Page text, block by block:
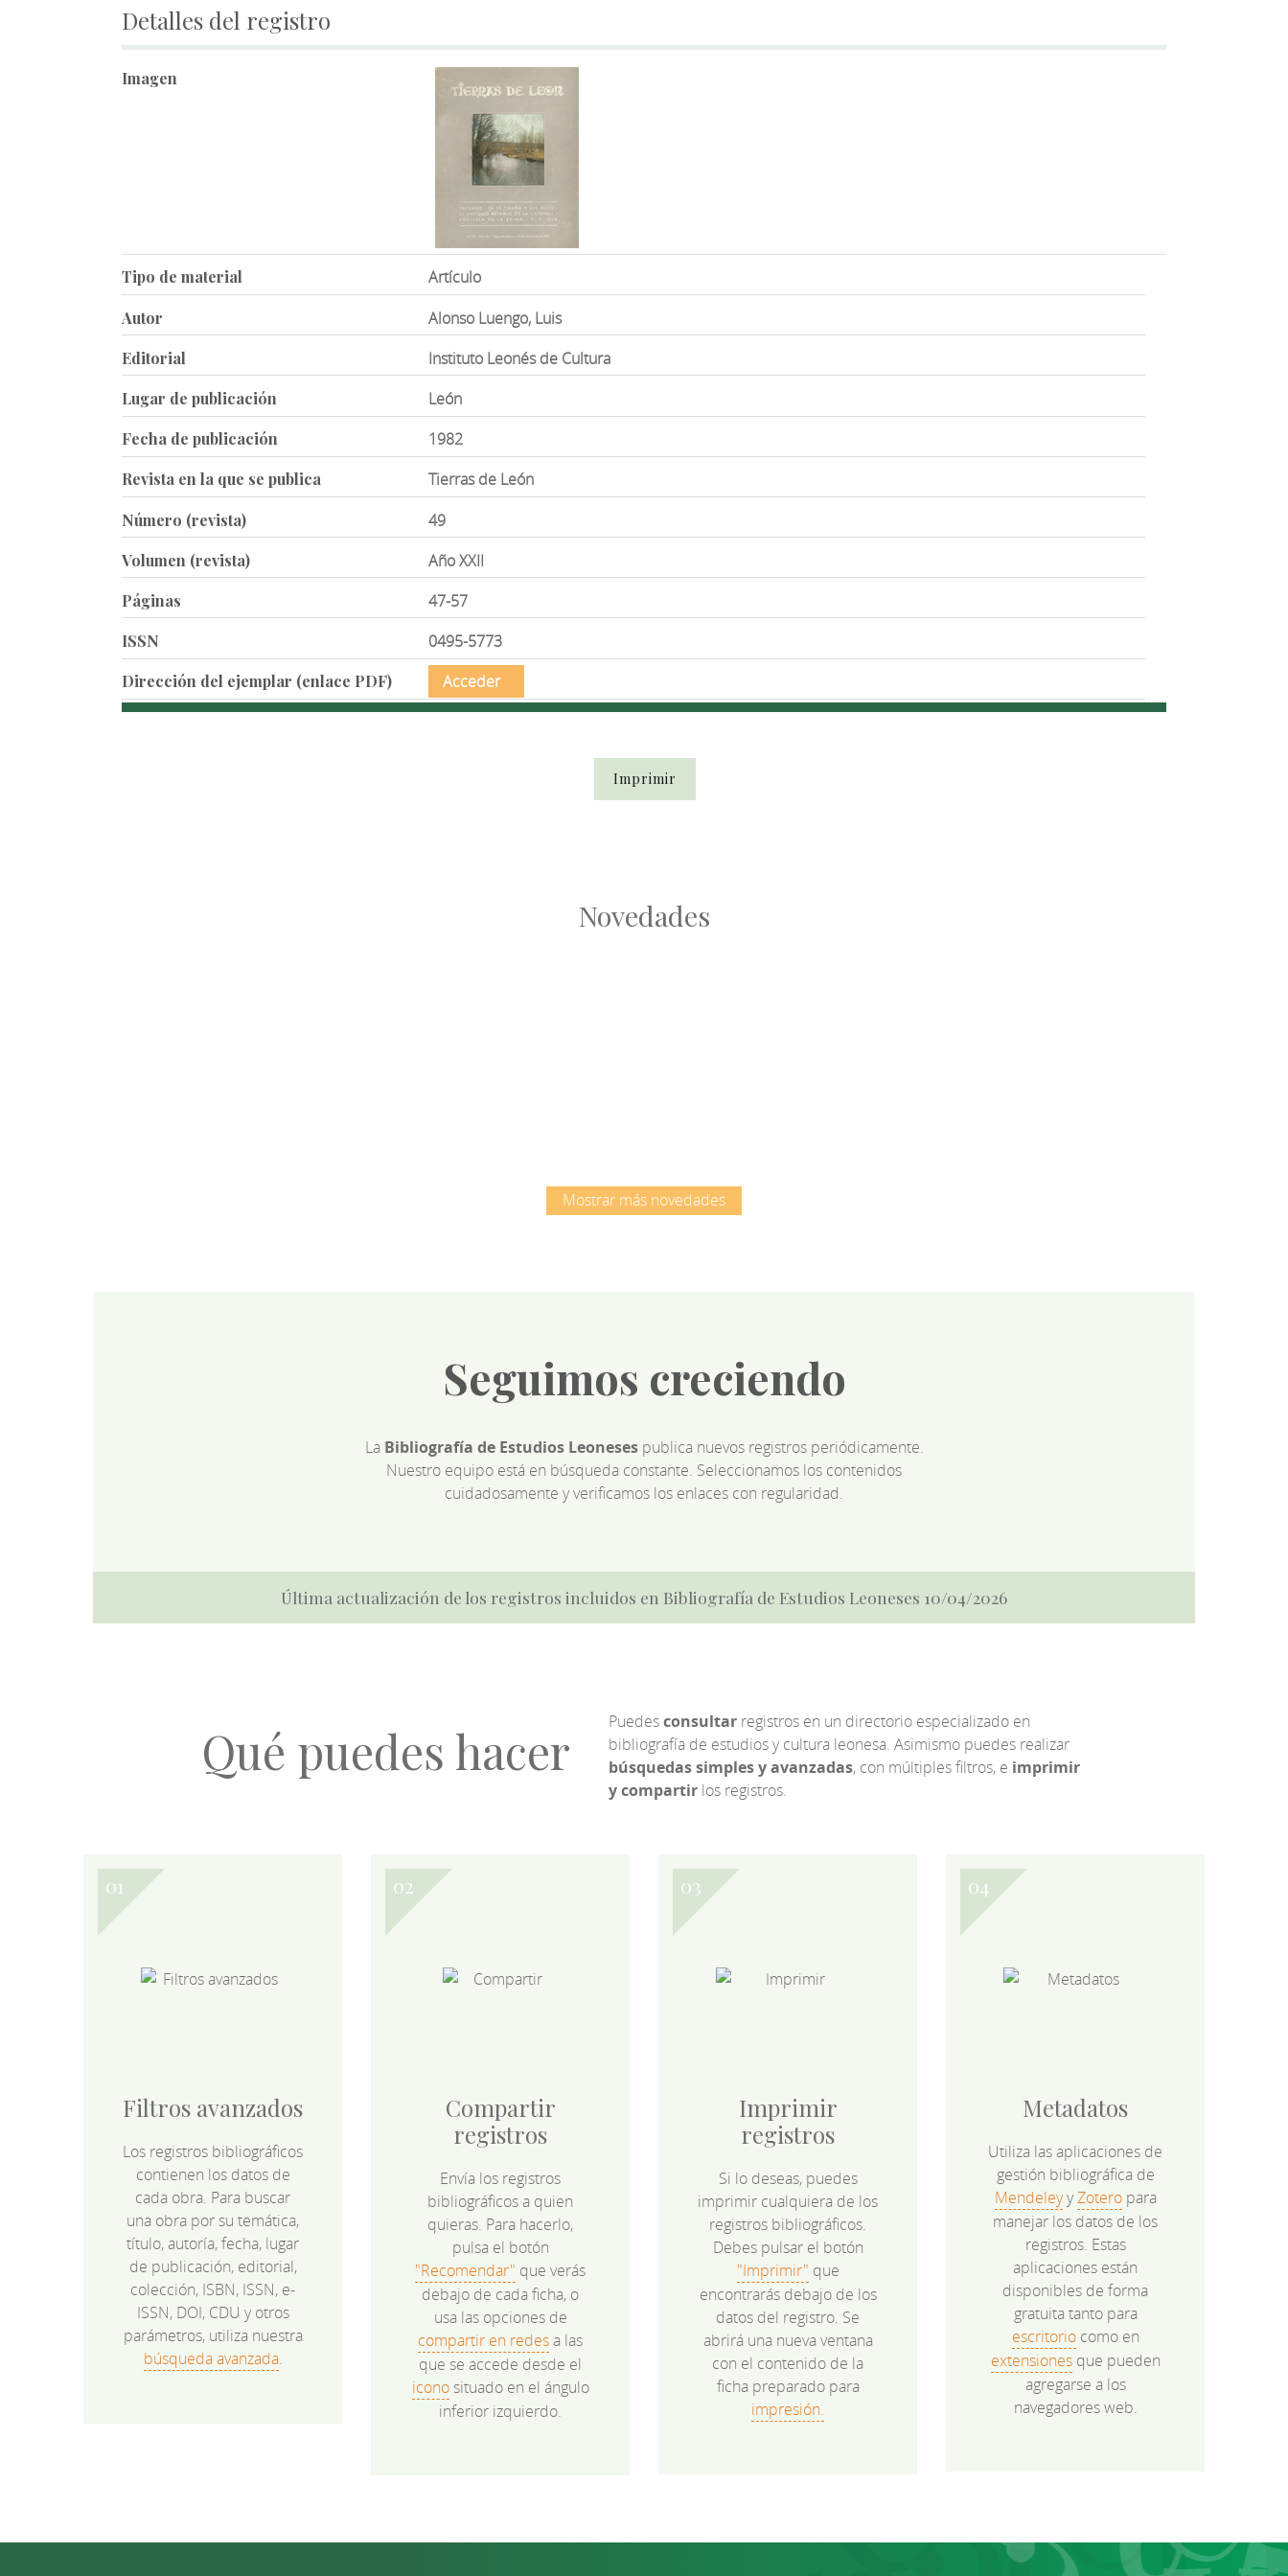
Detalles del registro
Imagen
Tipo de material Artículo
Autor Alonso Luengo, Luis
Editorial Instituto Leonés de Cultura
Lugar de publicación León
Fecha de publicación 1982
Revista en la que se publica Tierras de León
Número (revista) 49
Volumen (revista) Año XXII
Páginas 47-57
ISSN 0495-5773
Dirección del ejemplar (enlace PDF) Acceder
Imprimir
Novedades
Mostrar más novedades
Seguimos creciendo
La Bibliografía de Estudios Leonesespublica nuevos registros periódicamente.
Nuestro equipo está en búsqueda constante. Seleccionamos los contenidos
cuidadosamente y verificamos los enlaces con regularidad.
Última actualización de los registros incluidos en Bibliografía de Estudios Leoneses 10/04/2026
Qué puedes hacer Puedesconsultarregistros en un directorio especializado en
bibliografía de estudios y cultura leonesa. Asimismo puedes realizar
búsquedas simples y avanzadas, con múltiples filtros, e imprimir
y compartirlos registros.
Filtros avanzados
Los registros bibliográficos
contienen los datos de
cada obra. Para buscar
una obra por su temática,
título, autoría, fecha, lugar
de publicación, editorial,
colección, ISBN, ISSN, e-
ISSN, DOI, CDU y otros
parámetros, utiliza nuestra
búsqueda avanzada.
Compartir
registros
Envía los registros
bibliográficos a quien
quieras. Para hacerlo,
pulsa el botón
"Recomendar" que verás
debajo de cada ficha, o
usa las opciones de
compartir en redesa las
que se accede desde el
iconosituado en el ángulo
inferior izquierdo.
Imprimir
registros
Si lo deseas, puedes
imprimir cualquiera de los
registros bibliográficos.
Debes pulsar el botón
"Imprimir" que
encontrarás debajo de los
datos del registro. Se
abrirá una nueva ventana
con el contenido de la
ficha preparado para
impresión.
Metadatos
Utiliza las aplicaciones de
gestión bibliográfica de
MendeleyyZoteropara
manejar los datos de los
registros. Estas
aplicaciones están
disponibles de forma
gratuita tanto para
escritoriocomo en
extensionesque pueden
agregarse a los
navegadores web.